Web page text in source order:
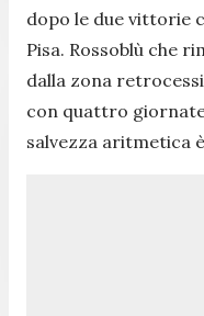
dopo le due vittorie
Pisa. Rossoblù che
dalla zona
con quattro
salvezza aritmetica